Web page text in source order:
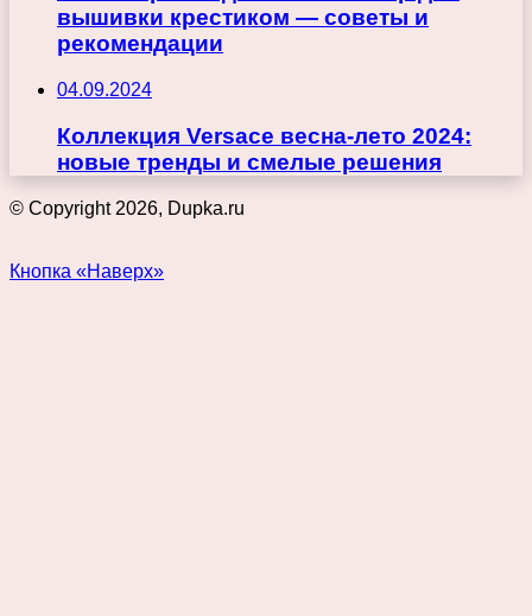
вышивки крестиком — советы и
рекомендации
04.09.2024
Коллекция Versace весна-лето 2024:
новые тренды и смелые решения
© Copyright 2026, Dupka.ru
Кнопка «Наверх»